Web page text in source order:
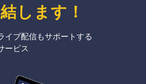
します ！
イブ配信もサポートする
ービス